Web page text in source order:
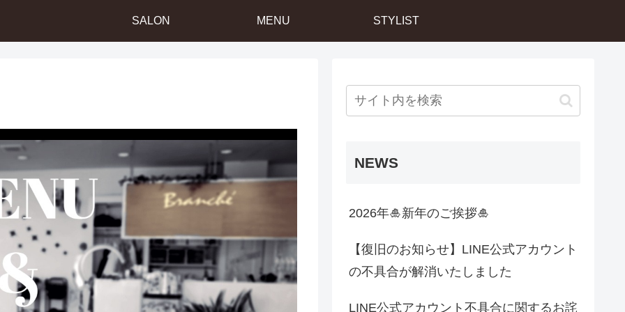
SALON MENU STYLIST
NEWS
2026年🎍新年のご挨拶🎍
【復旧のお知らせ】LINE公式アカウント
の不具合が解消いたしました
LINE公式アカウント不具合に関するお詫